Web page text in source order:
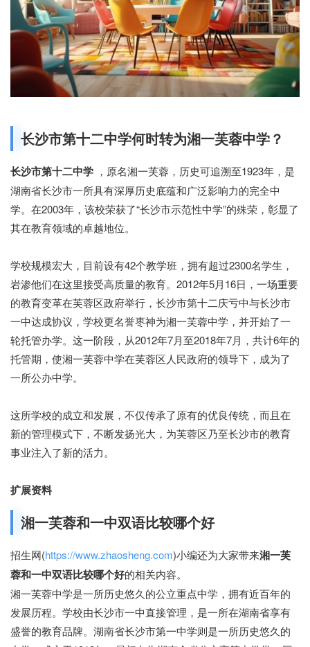
长沙市第十二中学何时转为湘一芙蓉中学？
长沙市第十二中学 ，原名湘一芙蓉，历史可追溯至1923年，是
湖南省长沙市一所具有深厚历史底蕴和广泛影响力的完全中
学。在2003年，该校荣获了“长沙市示范性中学”的殊荣，彰显了
其在教育领域的卓越地位。
学校规模宏大，目前设有42个教学班，拥有超过2300名学生，
岩渗他们在这里接受高质量的教育。2012年5月16日，一场重要
的教育变革在芙蓉区政府举行，长沙市第十二庆亏中与长沙市
一中达成协议，学校更名誉枣神为湘一芙蓉中学，并开始了一
轮托管办学。这一阶段，从2012年7月至2018年7月，共计6年的
托管期，使湘一芙蓉中学在芙蓉区人民政府的领导下，成为了
一所公办中学。
这所学校的成立和发展，不仅传承了原有的优良传统，而且在
新的管理模式下，不断发扬光大，为芙蓉区乃至长沙市的教育
事业注入了新的活力。
扩展资料
湘一芙蓉和一中双语比较哪个好
招生网(https://www.zhaosheng.com)小编还为大家带来湘一芙
蓉和一中双语比较哪个好的相关内容。
湘一芙蓉中学是一所历史悠久的公立重点中学，拥有近百年的
发展历程。学校由长沙市一中直接管理，是一所在湖南省享有
盛誉的教育品牌。湖南省长沙市第一中学则是一所历史悠久的